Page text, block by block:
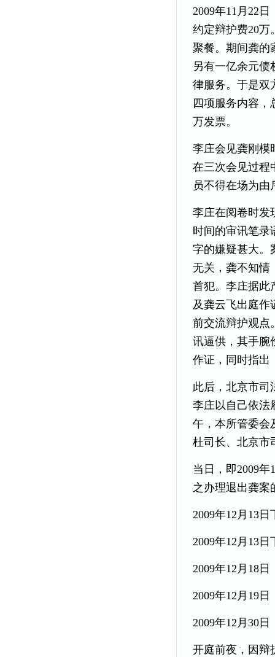
2009年11月22
约定辩护费20万
聚餐。期间龚的
另有一亿余元债
律服务。于是双
四项服务内容，
万发票。
李庄会见龚刚模
在三次会见过程
员不得在场为
李庄在阅卷时发
时间的审讯笔录
字的嫌疑甚大。
无关，龚不知情
首犯。李庄据此
及龚云飞出庭作
前交流辩护观点
讯逼供，其手腕
作证，同时指出
此后，北京市司
李庄以自己依法
午，本所管委会
杜司长、北京市
当日，即2009
之办理退出龚案
2009年12月13
2009年12月13
2009年12月18
2009年12月19
2009年12月30
开庭前夜，因辩